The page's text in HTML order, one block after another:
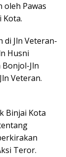
oleh Pawas
Kota.
di Jln Veteran-
Husni
Bonjol-Jln
Veteran.
Binjai Kota
Teror.